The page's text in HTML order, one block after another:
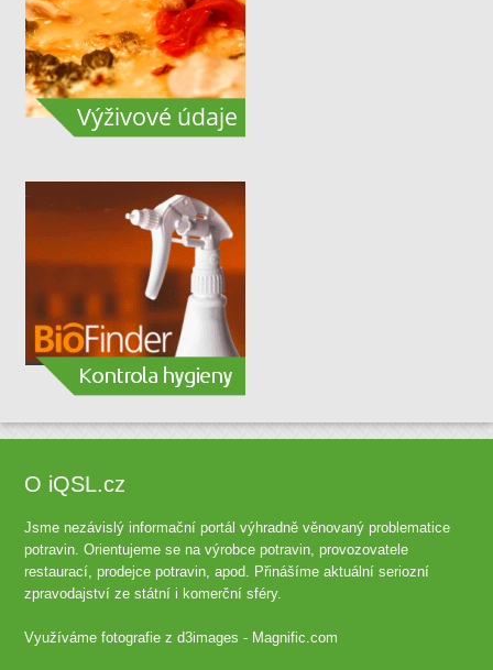
O iQSL.cz
Jsme nezávislý informační portál výhradně věnovaný problematice
potravin. Orientujeme se na výrobce potravin, provozovatele
restaurací, prodejce potravin, apod. Přinášíme aktuální seriozní
zpravodajství ze státní i komerční sféry.
Využíváme fotografie zd3images - Magnific.com